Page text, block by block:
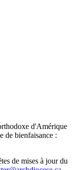
d'Amérique
de bienfaisance :
de mises à jour du